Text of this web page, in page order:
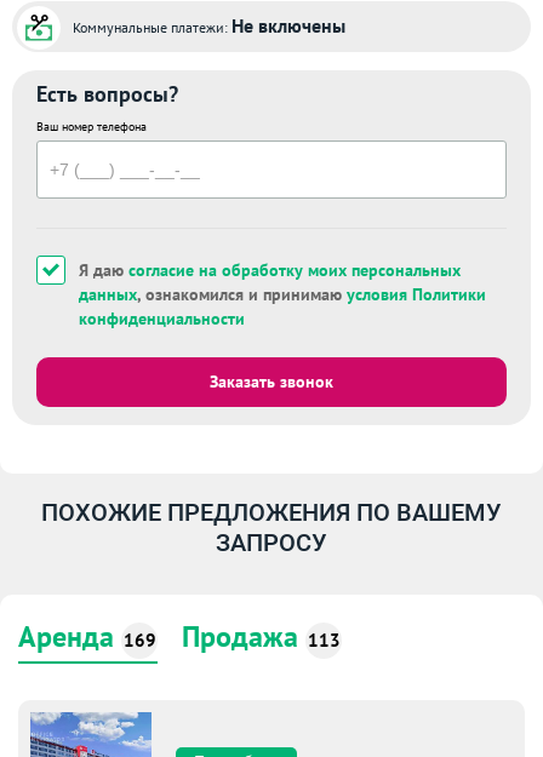
Коммунальные платежи: Не включены
Есть вопросы?
Ваш номер телефона
Я даю согласие на обработку моих персональных
данных, ознакомился и принимаю условия Политики
конфиденциальности
Заказать звонок
ПОХОЖИЕ ПРЕДЛОЖЕНИЯ ПО ВАШЕМУ
ЗАПРОСУ
Аренда 169 Продажа 113